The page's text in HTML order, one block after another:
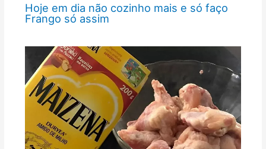
Hoje em dia não cozinho mais e só faço
Frango só assim